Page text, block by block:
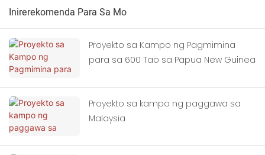
Inirerekomenda Para Sa Mo
Proyekto sa Kampo ng Pagmimina
para sa 600 Tao sa Papua New Guinea
Proyekto sa kampo ng paggawa sa
Malaysia